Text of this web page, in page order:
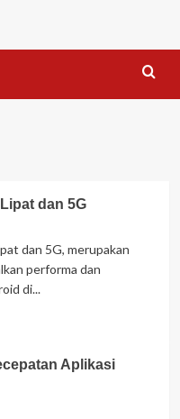
dan 5G
dan 5G, merupakan
performa dan
di...
Aplikasi